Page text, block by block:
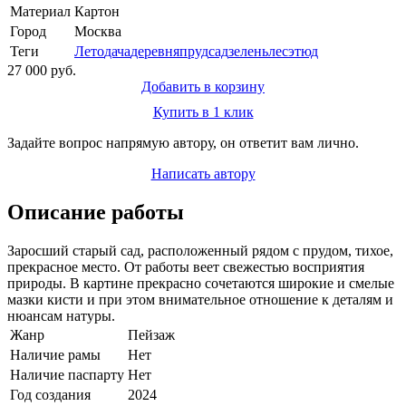
Материал Картон
Город
Москва
Теги
Летодачадеревняпрудсадзеленьлесэтюд
27 000 руб.
Добавить в корзину
Купить в 1 клик
Задайте вопрос напрямую автору, он ответит вам лично.
Написать автору
Описание работы
Заросший старый сад, расположенный рядом с прудом, тихое,
прекрасное место. От работы веет свежестью восприятия
природы. В картине прекрасно сочетаются широкие и смелые
мазки кисти и при этом внимательное отношение к деталям и
нюансам натуры.
Жанр
Пейзаж
Наличие рамы
Нет
Наличие паспарту Нет
Год создания
2024